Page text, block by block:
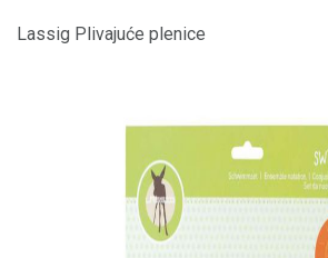
Lassig Plivajuće plenice